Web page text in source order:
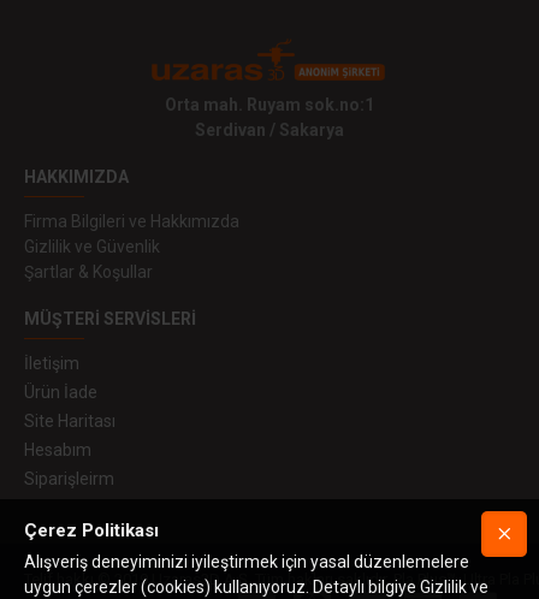
Orta mah. Ruyam sok.no:1
Serdivan / Sakarya
HAKKIMIZDA
Firma Bilgileri ve Hakkımızda
Gizlilik ve Güvenlik
Şartlar & Koşullar
MÜŞTERI SERVISLERI
İletişim
Ürün İade
Site Haritası
Hesabım
Siparişleirm
Telif hakkı © 2019 Uzaras3D A.Ş. Tüm hakları saklıdır. Pla Plus™, Ultra
Çerez Politikası
Alışveriş deneyiminizi iyileştirmek için yasal düzenlemelere
uygun çerezler (cookies) kullanıyoruz. Detaylı bilgiye Gizlilik ve